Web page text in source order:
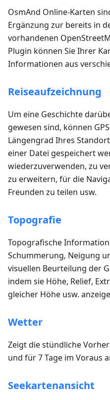
OsmAnd Online-Karten
Ergänzung zur bereits in
vorhandenen
Plugin können Sie Ihrer
Informationen aus
Reiseaufzeichnung
Um eine Geschichte
gewesen sind, können
Längengrad Ihres
einer Datei gespeichert
wiederzuverwenden, zu
zu erweitern, für die
Freunden zu teilen usw.
Topografie
Topografische
Schummerung, Neigung
visuellen Beurteilung der
indem sie Höhe, Relief,
gleicher Höhe usw.
Wetter
Zeigt die stündliche
und für 7 Tage im Voraus
Seekartenansicht